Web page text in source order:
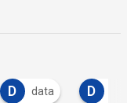
D data D